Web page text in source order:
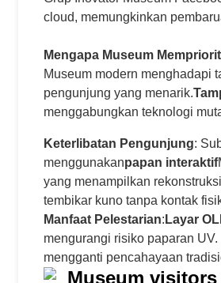
cloud, memungkinkan
Mengapa Museum
Museum modern menghadapi
pengunjung yang menarik.
menggabungkan teknologi
Keterlibatan Pengunjung:
menggunakanpapan interaktif
yang menampilkan
tembikar kuno tanpa kontak
Manfaat Pelestarian: Layar
mengurangi risiko paparan
mengganti pencahayaan